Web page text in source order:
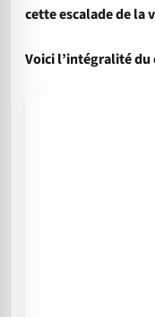
cette escalade de la
Voici l’intégralité